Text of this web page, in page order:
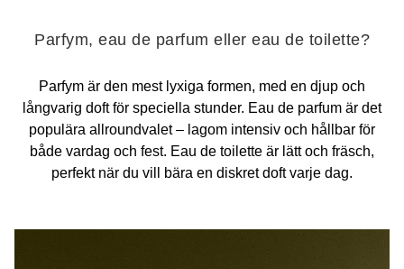
Parfym, eau de parfum eller eau de toilette?
Parfym är den mest lyxiga formen, med en djup och
långvarig doft för speciella stunder. Eau de parfum är det
populära allroundvalet – lagom intensiv och hållbar för
både vardag och fest. Eau de toilette är lätt och fräsch,
perfekt när du vill bära en diskret doft varje dag.